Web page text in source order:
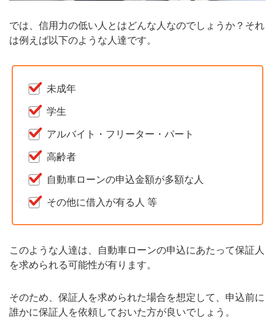
では、信用力の低い人とはどんな人なのでしょうか？それ
は例えば以下のような人達です。
未成年
学生
アルバイト・フリーター・パート
高齢者
自動車ローンの申込金額が多額な人
その他に借入が有る人 等
このような人達は、自動車ローンの申込にあたって保証人
を求められる可能性が有ります。
そのため、保証人を求められた場合を想定して、申込前に
誰かに保証人を依頼しておいた方が良いでしょう。